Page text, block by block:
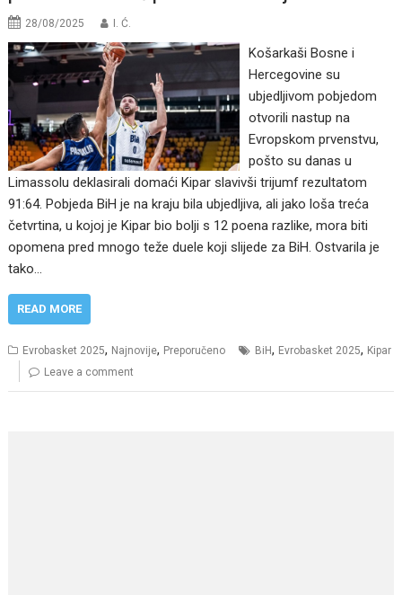
28/08/2025 I. Ć.
Košarkaši Bosne i
Hercegovine su
ubjedljivom pobjedom
otvorili nastup na
Evropskom prvenstvu,
pošto su danas u
Limassolu deklasirali domaći Kipar slavivši trijumf rezultatom
91:64. Pobjeda BiH je na kraju bila ubjedljiva, ali jako loša treća
četvrtina, u kojoj je Kipar bio bolji s 12 poena razlike, mora biti
opomena pred mnogo teže duele koji slijede za BiH. Ostvarila je
tako…
READ MORE
Evrobasket 2025, Najnovije, Preporučeno BiH, Evrobasket 2025, Kipar
Leave a comment